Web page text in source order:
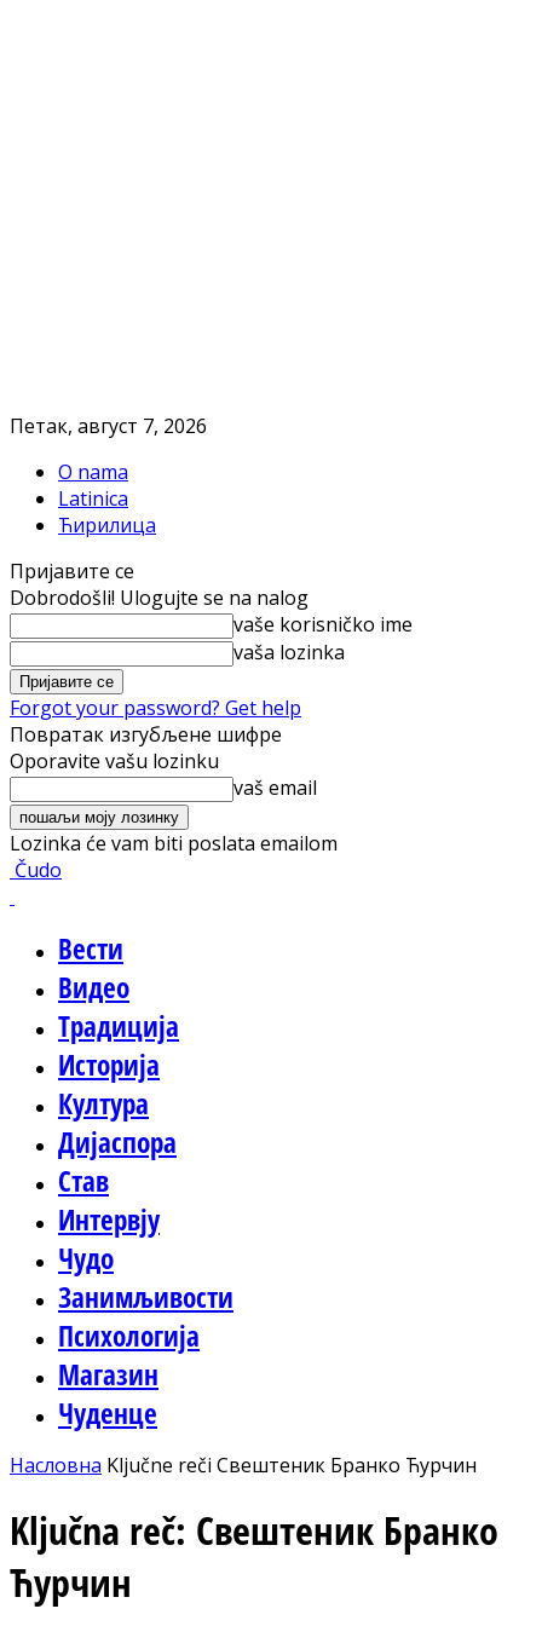
Петак, август 7, 2026
O nama
Latinica
Ћирилица
Пријавите се
Dobrodošli! Ulogujte se na nalog
vaše korisničko ime
vaša lozinka
Forgot your password? Get help
Повратак изгубљене шифре
Oporavite vašu lozinku
vaš email
Lozinka će vam biti poslata emailom
Čudo
Вести
Видео
Традиција
Историја
Култура
Дијаспора
Став
Интервју
Чудо
Занимљивости
Психологија
Магазин
Чуденце
Насловна Ključne reči Свештеник Бранко Ћурчин
Ključna reč: Свештеник Бранко
Ћурчин